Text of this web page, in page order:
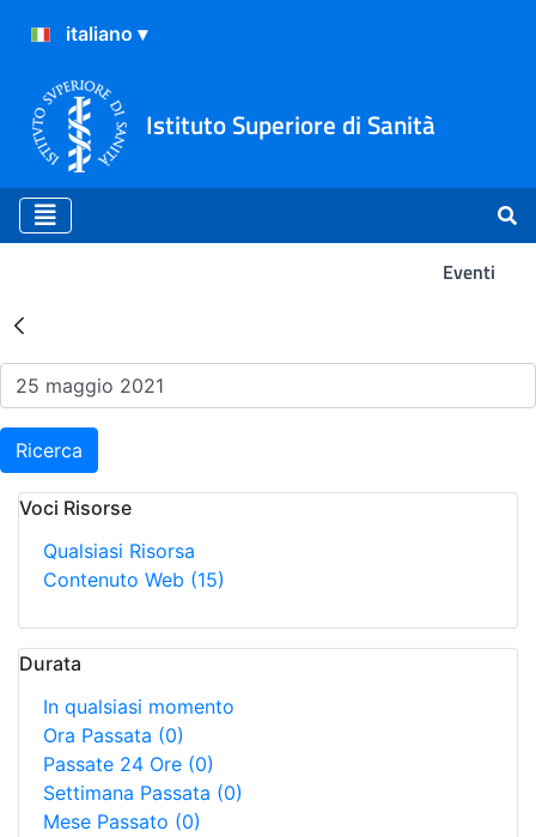
Istituto Superiore di Sanità
Eventi
Risultati della Ricerca -
Ricerca
Voci Risorse
Qualsiasi Risorsa
Contenuto Web (15)
Durata
In qualsiasi momento
Ora Passata (0)
Passate 24 Ore (0)
Settimana Passata (0)
Mese Passato (0)